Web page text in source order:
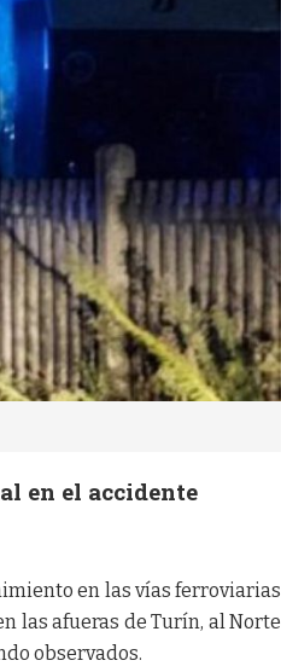
en el accidente
en las vías ferroviarias
las afueras de Turín, al Norte
observados.